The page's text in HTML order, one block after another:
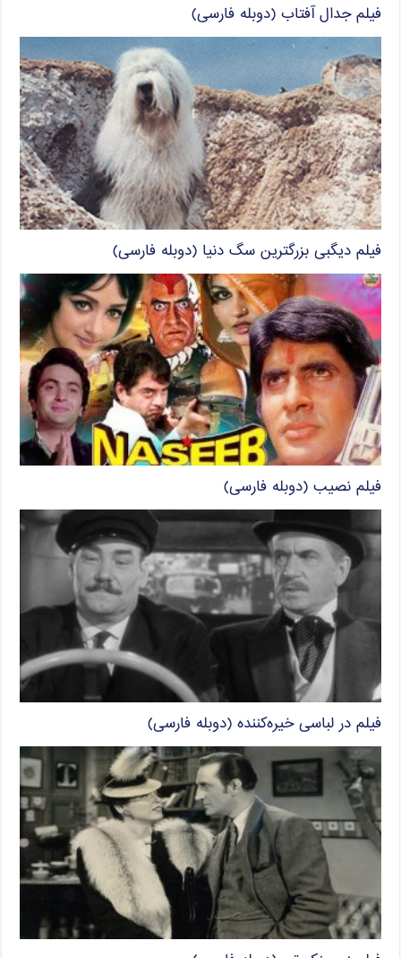
فیلم جدال آفتاب (دوبله فارسی)
فیلم دیگبی بزرگترین سگ دنیا (دوبله فارسی)
فیلم نصیب (دوبله فارسی)
فیلم در لباسی خیره‌کننده (دوبله فارسی)